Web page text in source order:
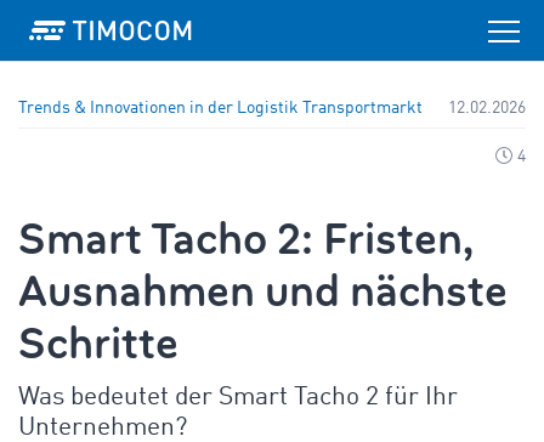
Trends & Innovationen in der Logistik Transportmarkt 12.02.2026
4
Smart Tacho 2: Fristen,
Ausnahmen und nächste
Schritte
Was bedeutet der Smart Tacho 2 für Ihr
Unternehmen?